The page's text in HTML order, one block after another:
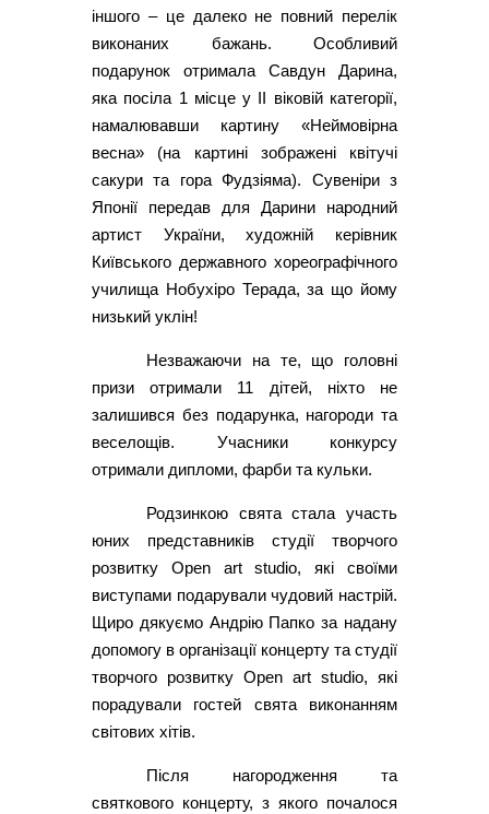
іншого – це далеко не повний перелік
виконаних бажань. Особливий
подарунок отримала Савдун Дарина,
яка посіла 1 місце у ІІ віковій категорії,
намалювавши картину «Неймовірна
весна» (на картині зображені квітучі
сакури та гора Фудзіяма). Сувеніри з
Японії передав для Дарини народний
артист України, художній керівник
Київського державного хореографічного
училища Нобухіро Терада, за що йому
низький уклін!
Незважаючи на те, що головні
призи отримали 11 дітей, ніхто не
залишився без подарунка, нагороди та
веселощів. Учасники конкурсу
отримали дипломи, фарби та кульки.
Родзинкою свята стала участь
юних представників студії творчого
розвитку Open art studio, які своїми
виступами подарували чудовий настрій.
Щиро дякуємо Андрію Папко за надану
допомогу в організації концерту та студії
творчого розвитку Open art studio, які
порадували гостей свята виконанням
світових хітів.
Після нагородження та
святкового концерту, з якого почалося